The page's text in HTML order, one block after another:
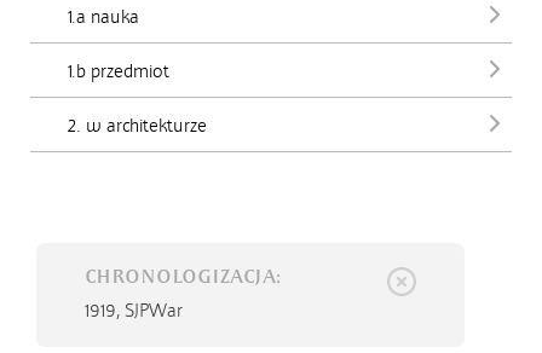
1.a nauka
1.b przedmiot
2. w architekturze
CHRONOLOGIZACJA:
1919, SJPWar